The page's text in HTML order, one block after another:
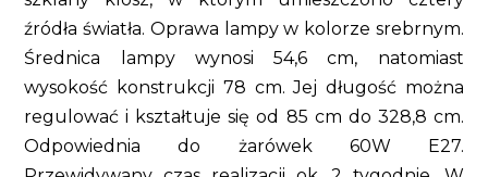
źródła światła. Oprawa lampy w kolorze srebrnym.
Średnica lampy wynosi 54,6 cm, natomiast
wysokość konstrukcji 78 cm. Jej długość można
regulować i kształtuje się od 85 cm do 328,8 cm.
Odpowiednia do żarówek 60W E27.